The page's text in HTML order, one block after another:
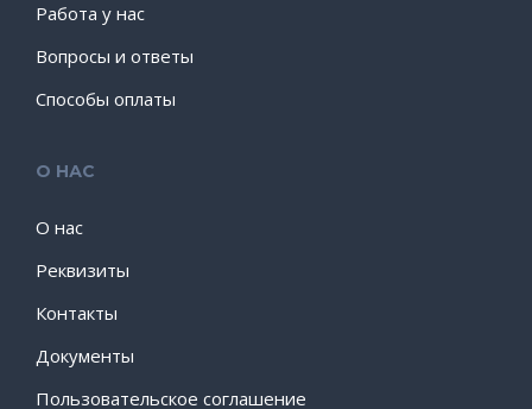
Работа у нас
Вопросы и ответы
Способы оплаты
О НАС
О нас
Реквизиты
Контакты
Документы
Пользовательское соглашение